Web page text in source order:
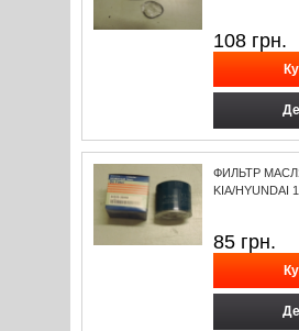
108 грн.
ФИЛЬТР
KIA/HYUNDAI
85 грн.